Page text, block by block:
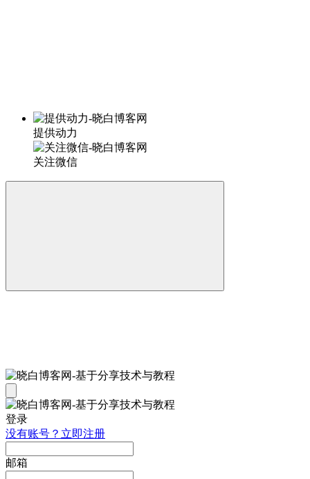
提供动力
关注微信
登录
没有账号？立即注册
邮箱